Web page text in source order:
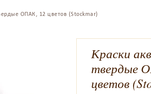
ОПАК, 12 цветов (Stockmar)
Краски
твердые
цветов